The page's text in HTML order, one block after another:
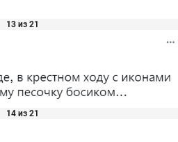
13 из 21
14 из 21